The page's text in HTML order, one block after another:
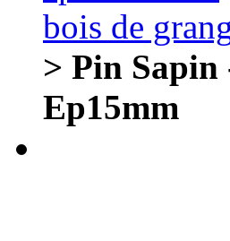
> Pin Sapin
Ep15mm